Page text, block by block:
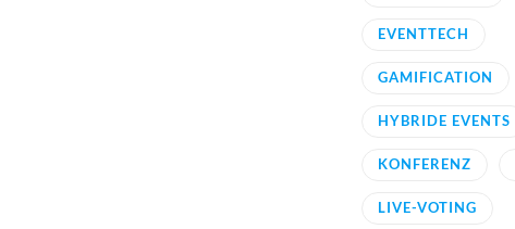
EVENTTECH
GAMIFICATION
HYBRIDE EVENTS
KONFERENZ
LIVE-VOTING